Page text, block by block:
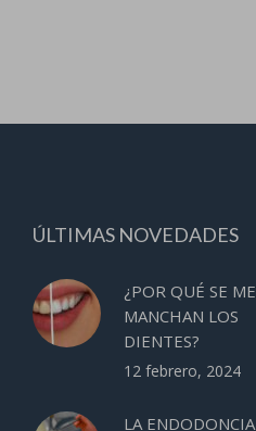
ÚLTIMAS NOVEDADES
¿POR QUÉ SE ME
MANCHAN LOS
DIENTES?
12 febrero, 2024
LA ENDODONCIA